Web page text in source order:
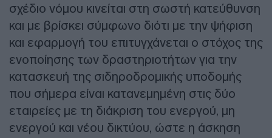
σχέδιο νόμου κινείται στη σωστή κατεύθυνση
και με βρίσκει σύμφωνο διότι με την ψήφιση
και εφαρμογή του επιτυγχάνεται ο στόχος της
ενοποίησης των δραστηριοτήτων για την
κατασκευή της σιδηροδρομικής υποδομής
που σήμερα είναι κατανεμημένη στις δύο
εταιρείες με τη διάκριση του ενεργού, μη
ενεργού και νέου δικτύου, ώστε η άσκηση